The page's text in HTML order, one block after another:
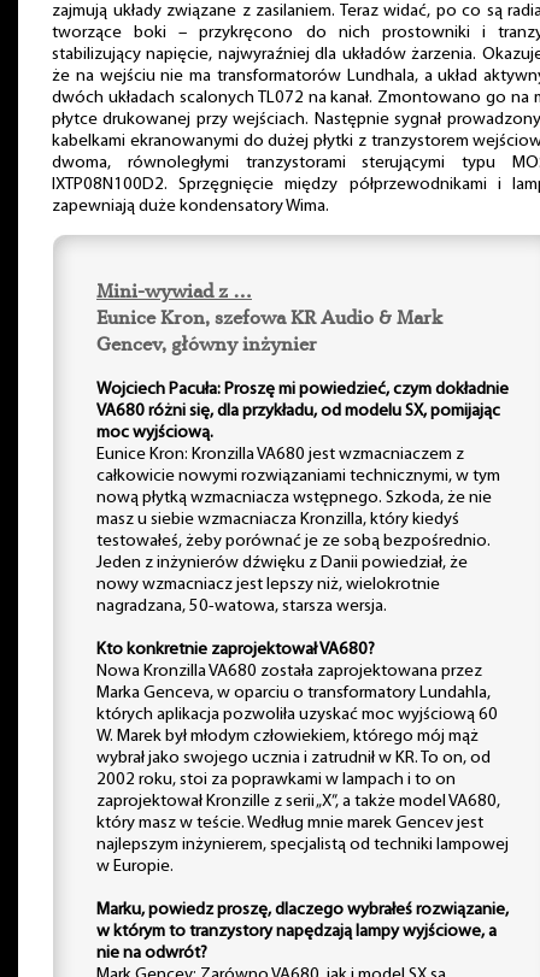
zajmują układy związane z zasilaniem. Teraz widać, po co są
tworzące boki – przykręcono do nich prostowniki i
stabilizujący napięcie, najwyraźniej dla układów żarzenia.
że na wejściu nie ma transformatorów Lundhala, a układ
dwóch układach scalonych TL072 na kanał. Zmontowano go na
płytce drukowanej przy wejściach. Następnie sygnał
kabelkami ekranowanymi do dużej płytki z tranzystorem
dwoma, równoległymi tranzystorami sterującymi typu
IXTP08N100D2. Sprzęgnięcie między półprzewodnikami i
zapewniają duże kondensatory Wima.
Mini-wywiad z …
Eunice Kron, szefowa KR Audio & Mark
Gencev, główny inżynier
Wojciech Pacuła: Proszę mi powiedzieć, czym dokładnie
VA680 różni się, dla przykładu, od modelu SX, pomijając
moc wyjściową.
Eunice Kron: Kronzilla VA680 jest wzmacniaczem z
całkowicie nowymi rozwiązaniami technicznymi, w tym
nową płytką wzmacniacza wstępnego. Szkoda, że nie
masz u siebie wzmacniacza Kronzilla, który kiedyś
testowałeś, żeby porównać je ze sobą bezpośrednio.
Jeden z inżynierów dźwięku z Danii powiedział, że
nowy wzmacniacz jest lepszy niż, wielokrotnie
nagradzana, 50-watowa, starsza wersja.
Kto konkretnie zaprojektował VA680?
Nowa Kronzilla VA680 została zaprojektowana przez
Marka Genceva, w oparciu o transformatory Lundahla,
których aplikacja pozwoliła uzyskać moc wyjściową 60
W. Marek był młodym człowiekiem, którego mój mąż
wybrał jako swojego ucznia i zatrudnił w KR. To on, od
2002 roku, stoi za poprawkami w lampach i to on
zaprojektował Kronzille z serii „X”, a także model VA680,
który masz w teście. Według mnie marek Gencev jest
najlepszym inżynierem, specjalistą od techniki lampowej
w Europie.
Marku, powiedz proszę, dlaczego wybrałeś rozwiązanie,
w którym to tranzystory napędzają lampy wyjściowe, a
nie na odwrót?